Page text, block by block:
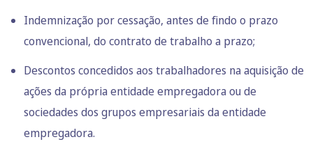
Indemnização por cessação, antes de findo o prazo
convencional, do contrato de trabalho a prazo;
Descontos concedidos aos trabalhadores na aquisição de
ações da própria entidade empregadora ou de
sociedades dos grupos empresariais da entidade
empregadora.